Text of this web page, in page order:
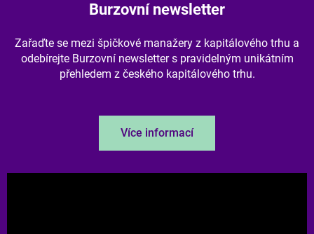
Burzovní newsletter
Zařaďte se mezi špičkové manažery z kapitálového trhu a
odebírejte Burzovní newsletter s pravidelným unikátním
přehledem z českého kapitálového trhu.
Více informací